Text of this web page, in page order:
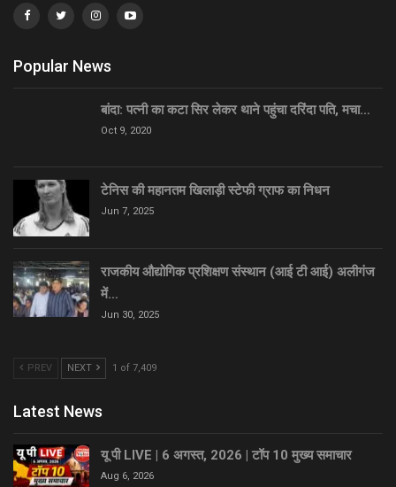
Popular News
बांदा: पत्नी का कटा सिर लेकर थाने पहुंचा दरिंदा पति, मचा…
Oct 9, 2020
टेनिस की महानतम खिलाड़ी स्टेफी ग्राफ का निधन
Jun 7, 2025
राजकीय औद्योगिक प्रशिक्षण संस्थान (आई टी आई) अलीगंज
में…
Jun 30, 2025
PREV NEXT 1 of 7,409
Latest News
यू पी LIVE | 6 अगस्त, 2026 | टॉप 10 मुख्य समाचार
Aug 6, 2026